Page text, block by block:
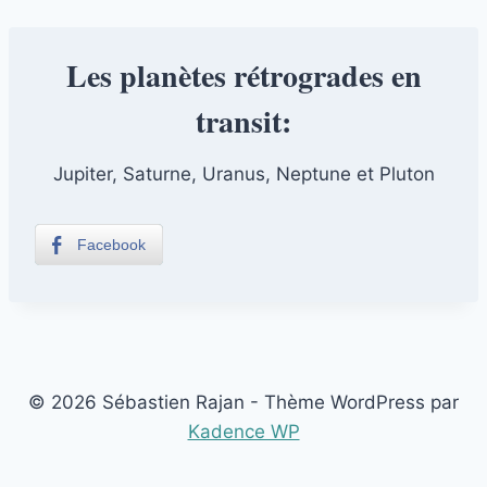
Les planètes rétrogrades en
transit:
Jupiter, Saturne, Uranus, Neptune et Pluton
Facebook
© 2026 Sébastien Rajan - Thème WordPress par
Kadence WP